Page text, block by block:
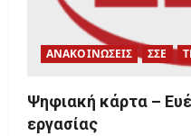
ΑΝΑΚΟΙΝΩΣΕΙΣ ΣΣΕ
Ψηφιακή κάρτα –
εργασίας